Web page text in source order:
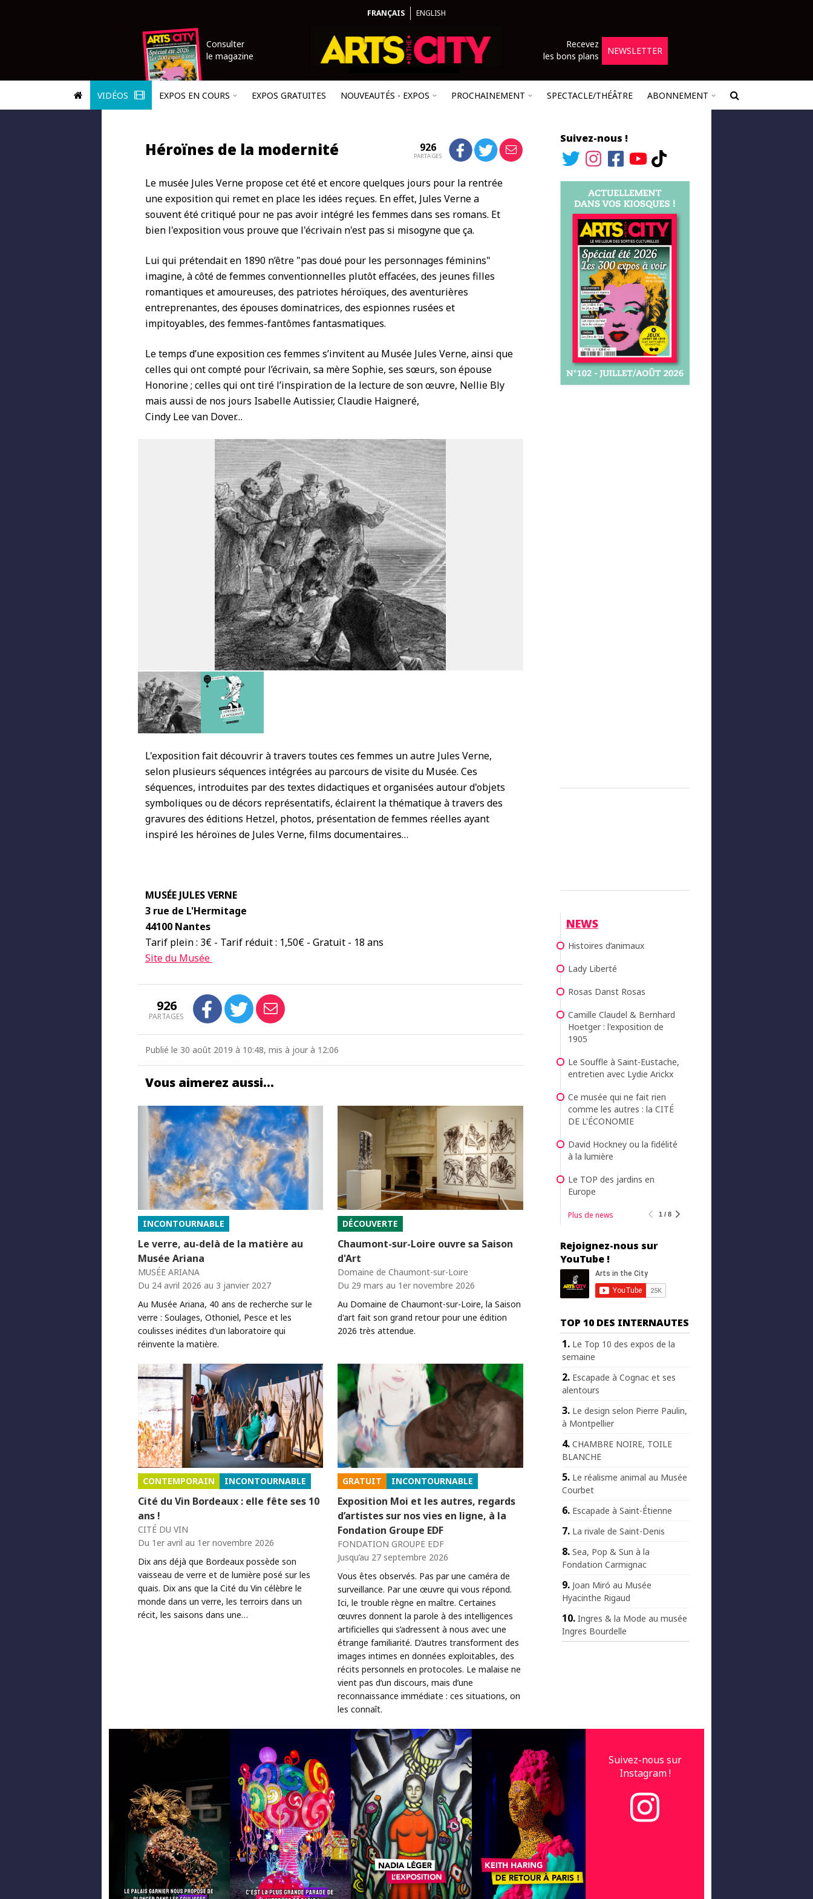
FRANÇAIS ENGLISH
Consulter
le magazine
Recevez
les bons plans
NEWSLETTER
VIDÉOS EXPOS EN COURS EXPOS GRATUITES NOUVEAUTÉS - EXPOS PROCHAINEMENT SPECTACLE/THÉÂTRE ABONNEMENT
Héroïnes de la modernité 926
PARTAGES
Le musée Jules Verne propose cet été et encore quelques jours pour la rentrée
une exposition qui remet en place les idées reçues. En effet, Jules Verne a
souvent été critiqué pour ne pas avoir intégré les femmes dans ses romans. Et
bien l'exposition vous prouve que l'écrivain n'est pas si misogyne que ça.
Lui qui prétendait en 1890 n’être "pas doué pour les personnages féminins"
imagine, à côté de femmes conventionnelles plutôt effacées, des jeunes filles
romantiques et amoureuses, des patriotes héroïques, des aventurières
entreprenantes, des épouses dominatrices, des espionnes rusées et
impitoyables, des femmes-fantômes fantasmatiques.
Le temps d’une exposition ces femmes s’invitent au Musée Jules Verne, ainsi que
celles qui ont compté pour l’écrivain, sa mère Sophie, ses sœurs, son épouse
Honorine ; celles qui ont tiré l’inspiration de la lecture de son œuvre, Nellie Bly
mais aussi de nos jours Isabelle Autissier, Claudie Haigneré,
Cindy Lee van Dover…
L'exposition fait découvrir à travers toutes ces femmes un autre Jules Verne,
selon plusieurs séquences intégrées au parcours de visite du Musée. Ces
séquences, introduites par des textes didactiques et organisées autour d'objets
symboliques ou de décors représentatifs, éclairent la thématique à travers des
gravures des éditions Hetzel, photos, présentation de femmes réelles ayant
inspiré les héroïnes de Jules Verne, films documentaires…
MUSÉE JULES VERNE
3 rue de L'Hermitage
44100 Nantes
Tarif plein : 3€ - Tarif réduit : 1,50€ - Gratuit - 18 ans
Site du Musée
926
PARTAGES
Publié le 30 août 2019 à 10:48, mis à jour à 12:06
Vous aimerez aussi…
INCONTOURNABLE
Le verre, au-delà de la matière au
Musée Ariana
MUSÉE ARIANA
Du 24 avril 2026 au 3 janvier 2027
Au Musée Ariana, 40 ans de recherche sur le
verre : Soulages, Othoniel, Pesce et les
coulisses inédites d'un laboratoire qui
réinvente la matière.
DÉCOUVERTE
Chaumont-sur-Loire ouvre sa Saison
d'Art
Domaine de Chaumont-sur-Loire
Du 29 mars au 1er novembre 2026
Au Domaine de Chaumont-sur-Loire, la Saison
d'art fait son grand retour pour une édition
2026 très attendue.
CONTEMPORAIN INCONTOURNABLE
Cité du Vin Bordeaux : elle fête ses 10
ans !
CITÉ DU VIN
Du 1er avril au 1er novembre 2026
Dix ans déjà que Bordeaux possède son
vaisseau de verre et de lumière posé sur les
quais. Dix ans que la Cité du Vin célèbre le
monde dans un verre, les terroirs dans un
récit, les saisons dans une…
GRATUIT INCONTOURNABLE
Exposition Moi et les autres, regards
d’artistes sur nos vies en ligne, à la
Fondation Groupe EDF
FONDATION GROUPE EDF
Jusqu’au 27 septembre 2026
Vous êtes observés. Pas par une caméra de
surveillance. Par une œuvre qui vous répond.
Ici, le trouble règne en maître. Certaines
œuvres donnent la parole à des intelligences
artificielles qui s’adressent à nous avec une
étrange familiarité. D’autres transforment des
images intimes en données exploitables, des
récits personnels en protocoles. Le malaise ne
vient pas d’un discours, mais d’une
reconnaissance immédiate : ces situations, on
les connaît.
Suivez-nous !
NEWS
Histoires d’animaux
Lady Liberté
Rosas Danst Rosas
Camille Claudel & Bernhard
Hoetger : l'exposition de
1905
Le Souffle à Saint-Eustache,
entretien avec Lydie Arickx
Ce musée qui ne fait rien
comme les autres : la CITÉ
DE L'ÉCONOMIE
David Hockney ou la fidélité
à la lumière
Le TOP des jardins en
Europe
Plus de news 1 / 8
Rejoignez-nous sur
YouTube !
TOP 10 DES INTERNAUTES
Le Top 10 des expos de la
semaine
Escapade à Cognac et ses
alentours
Le design selon Pierre Paulin,
à Montpellier
CHAMBRE NOIRE, TOILE
BLANCHE
Le réalisme animal au Musée
Courbet
Escapade à Saint-Étienne
La rivale de Saint-Denis
Sea, Pop & Sun à la
Fondation Carmignac
Joan Miró au Musée
Hyacinthe Rigaud
Ingres & la Mode au musée
Ingres Bourdelle
Suivez-nous sur
Instagram !